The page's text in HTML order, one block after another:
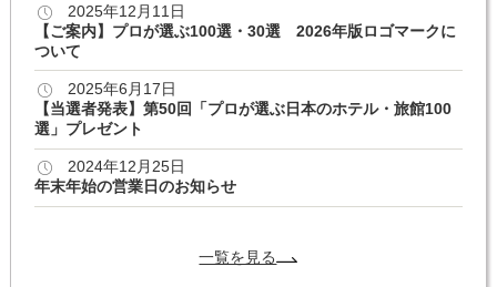
2025年12月11日
【ご案内】プロが選ぶ100選・30選 2026年版ロゴマークに
ついて
2025年6月17日
【当選者発表】第50回「プロが選ぶ日本のホテル・旅館100
選」プレゼント
2024年12月25日
年末年始の営業日のお知らせ
一覧を見る